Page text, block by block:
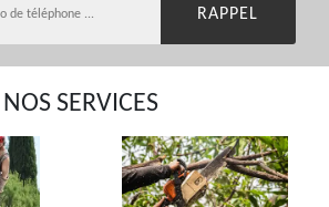
NOS SERVICES